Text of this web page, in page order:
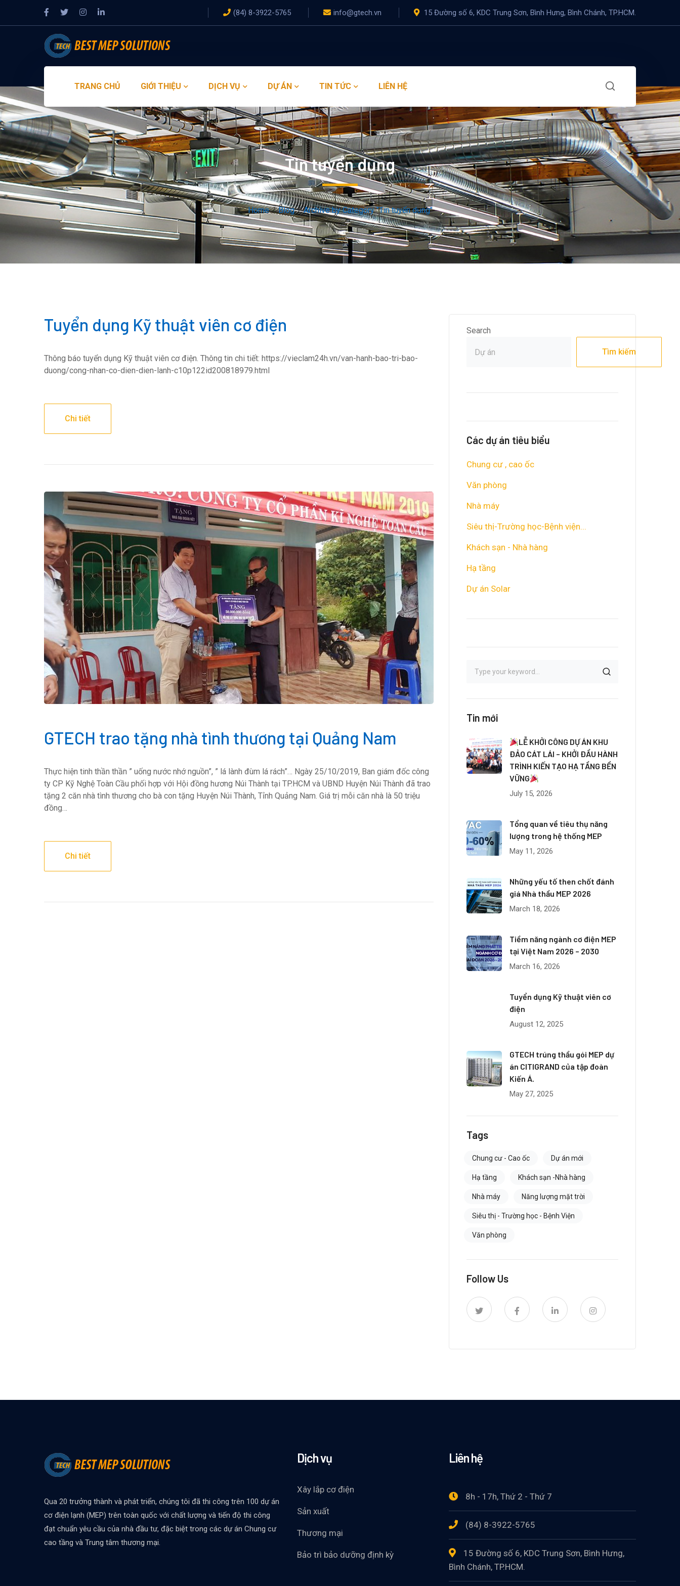
(84) 8-3922-5765 info@gtech.vn 15 Đường số 6, KDC Trung Sơn, Bình Hưng, Bình Chánh, TP.HCM.
TRANG CHỦ GIỚI THIỆU DỊCH VỤ DỰ ÁN TIN TỨC LIÊN HỆ
Tin tuyển dụng
Home Blog Archive by Category "Tin tuyển dụng"
Tuyển dụng Kỹ thuật viên cơ điện
Thông báo tuyển dụng Kỹ thuật viên cơ điện. Thông tin chi tiết: https://vieclam24h.vn/van-hanh-bao-tri-bao-
duong/cong-nhan-co-dien-dien-lanh-c10p122id200818979.html
Chi tiết
GTECH trao tặng nhà tình thương tại Quảng Nam
Thực hiện tinh thần thần ” uống nước nhớ nguồn”, ” lá lành đùm lá rách”… Ngày 25/10/2019, Ban giám đốc công
ty CP Kỹ Nghệ Toàn Cầu phối hợp với Hội đồng hương Núi Thành tại TP.HCM và UBND Huyện Núi Thành đã trao
tặng 2 căn nhà tình thương cho bà con tặng Huyện Núi Thành, Tỉnh Quảng Nam. Giá trị mỗi căn nhà là 50 triệu
đồng…
Chi tiết
Search
Tìm kiếm
Các dự án tiêu biểu
Chung cư , cao ốc
Văn phòng
Nhà máy
Siêu thị-Trường học-Bệnh viện...
Khách sạn - Nhà hàng
Hạ tầng
Dự án Solar
Tin mới
LỄ KHỞI CÔNG DỰ ÁN KHU
ĐẢO CÁT LÁI – KHỞI ĐẦU HÀNH
TRÌNH KIẾN TẠO HẠ TẦNG BỀN
VỮNG
July 15, 2026
Tổng quan về tiêu thụ năng
lượng trong hệ thống MEP
May 11, 2026
Những yếu tố then chốt đánh
giá Nhà thầu MEP 2026
March 18, 2026
Tiềm năng ngành cơ điện MEP
tại Việt Nam 2026 – 2030
March 16, 2026
Tuyển dụng Kỹ thuật viên cơ
điện
August 12, 2025
GTECH trúng thầu gói MEP dự
án CITIGRAND của tập đoàn
Kiến Á.
May 27, 2025
Tags
Chung cư - Cao ốc Dự án mới
Hạ tầng Khách sạn -Nhà hàng
Nhà máy Năng lượng mặt trời
Siêu thị - Trường học - Bệnh Viện
Văn phòng
Follow Us
Qua 20 trưởng thành và phát triển, chúng tôi đã thi công trên 100 dự án
cơ điện lạnh (MEP) trên toàn quốc với chất lượng và tiến độ thi công
đạt chuẩn yêu cầu của nhà đầu tư, đặc biệt trong các dự án Chung cư
cao tầng và Trung tâm thương mại.
Dịch vụ
Xây lắp cơ điện
Sản xuất
Thương mại
Bảo trì bảo dưỡng định kỳ
Liên hệ
8h - 17h, Thứ 2 - Thứ 7
(84) 8-3922-5765
15 Đường số 6, KDC Trung Sơn, Bình Hưng,
Bình Chánh, TP.HCM.